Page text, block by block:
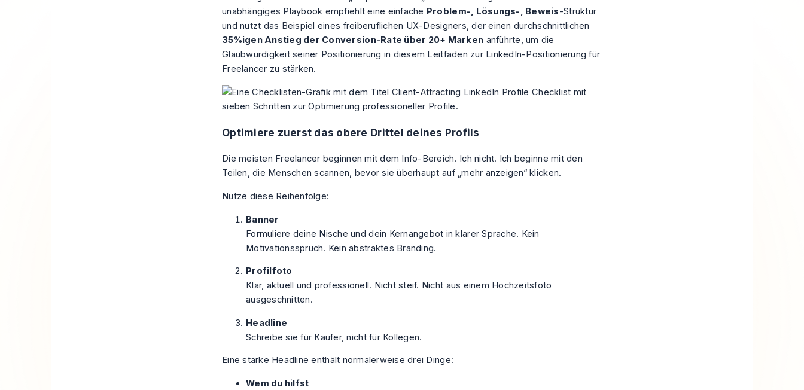
unabhängiges Playbook empfiehlt eine einfache Problem-, Lösungs-, Beweis-Struktur
und nutzt das Beispiel eines freiberuflichen UX-Designers, der einen durchschnittlichen
35%igen Anstieg der Conversion-Rate über 20+ Marken anführte, um die
Glaubwürdigkeit seiner Positionierung in diesem Leitfaden zur LinkedIn-Positionierung für
Freelancer zu stärken.
Optimiere zuerst das obere Drittel deines Profils
Die meisten Freelancer beginnen mit dem Info-Bereich. Ich nicht. Ich beginne mit den
Teilen, die Menschen scannen, bevor sie überhaupt auf „mehr anzeigen“ klicken.
Nutze diese Reihenfolge:
Banner
Formuliere deine Nische und dein Kernangebot in klarer Sprache. Kein
Motivationsspruch. Kein abstraktes Branding.
Profilfoto
Klar, aktuell und professionell. Nicht steif. Nicht aus einem Hochzeitsfoto
ausgeschnitten.
Headline
Schreibe sie für Käufer, nicht für Kollegen.
Eine starke Headline enthält normalerweise drei Dinge:
Wem du hilfst